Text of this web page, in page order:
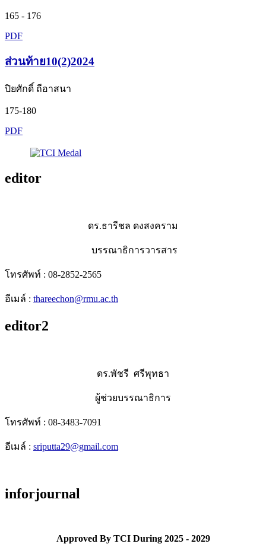
165 - 176
PDF
ส่วนท้าย10(2)2024
ปิยศักดิ์ ถีอาสนา
175-180
PDF
editor
ดร.ธารีชล ดงสงคราม
บรรณาธิการวารสาร
โทรศัพท์ : 08-2852-2565
อีเมล์ : thareechon@rmu.ac.th
editor2
ดร.พัชรี ศรีพุทธา
ผู้ช่วยบรรณาธิการ
โทรศัพท์ : 08-3483-7091
อีเมล์ : sriputta29@gmail.com
inforjournal
Approved By TCI During 2025 - 2029